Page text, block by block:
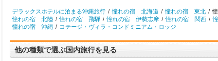
デラックスホテルに泊まる沖縄旅行 / 憧れの宿 北海道 / 憧れの宿 東北 /
憧れの宿 北陸 / 憧れの宿 飛騨 / 憧れの宿 伊勢志摩 / 憧れの宿 関西 /
憧れの宿 沖縄 / コテージ・ヴィラ・コンドミニアム・ロッジ
他の種類で選ぶ国内旅行を見る